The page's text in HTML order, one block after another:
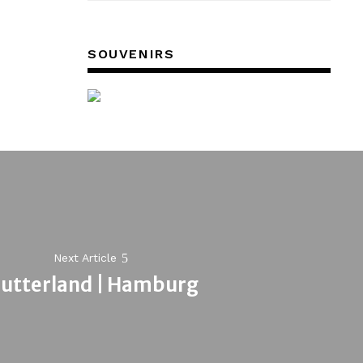
SOUVENIRS
Next Article
Next
| Hamburg